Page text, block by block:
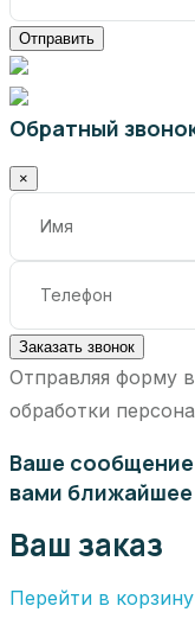
Отправить
Обратный
×
Заказать звонок
Отправляя форму
обработки
Ваше
вами
Ваш заказ
Перейти в корзину